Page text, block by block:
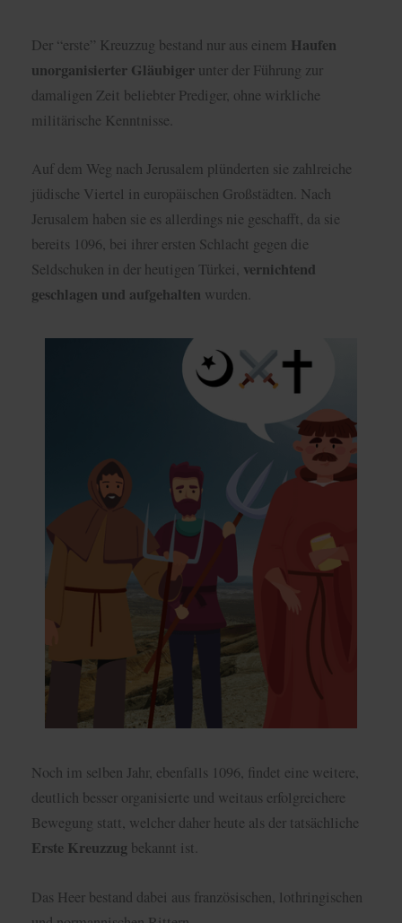
Der “erste” Kreuzzug bestand nur aus einem Haufen
unorganisierter Gläubiger unter der Führung zur
damaligen Zeit beliebter Prediger, ohne wirkliche
militärische Kenntnisse.
Auf dem Weg nach Jerusalem plünderten sie zahlreiche
jüdische Viertel in europäischen Großstädten. Nach
Jerusalem haben sie es allerdings nie geschafft, da sie
bereits 1096, bei ihrer ersten Schlacht gegen die
Seldschuken in der heutigen Türkei, vernichtend
geschlagen und aufgehalten wurden.
Noch im selben Jahr, ebenfalls 1096, findet eine weitere,
deutlich besser organisierte und weitaus erfolgreichere
Bewegung statt, welcher daher heute als der tatsächliche
Erste Kreuzzug bekannt ist.
Das Heer bestand dabei aus französischen, lothringischen